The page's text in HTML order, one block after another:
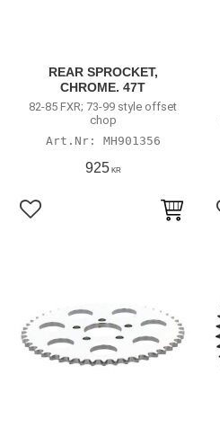
REAR SPROCKET,
CHROME. 47T
82-85 FXR; 73-99 style offset
chop
MH901356
925KR
Lägg till i favoriter